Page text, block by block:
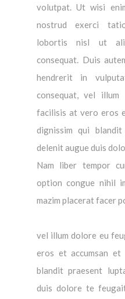
volutpat. Ut wisi
nostrud exerci
lobortis nisl ut
consequat. Duis
hendrerit in
consequat, vel
facilisis at vero eros
dignissim qui
delenit augue duis
Nam liber tempor
option congue nihil
mazim placerat facer
vel illum dolore eu
eros et accumsan
blandit praesent
duis dolore te